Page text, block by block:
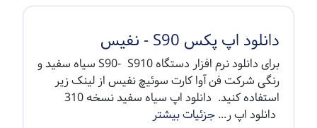
دانلود اپ پکس S90 - نفیس
برای دانلود نرم افزار دستگاه S90- S910 سیاه سفید و
رنگی شرکت فن آوا کارت سوئیچ نفیس از لینک زیر
استفاده کنید. دانلود اپ سیاه سفید نسخه 310
دانلود اپ ر...جزئیات بیشتر